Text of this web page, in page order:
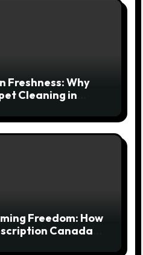
Freshness: Why
Cleaning in
Freedom: How
Canada